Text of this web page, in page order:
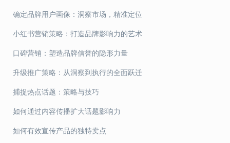
确定品牌用户画像：洞察市场，精准定位
小红书营销策略：打造品牌影响力的艺术
口碑营销：塑造品牌信誉的隐形力量
升级推广策略：从洞察到执行的全面跃迁
捕捉热点话题：策略与技巧
如何通过内容传播扩大话题影响力
如何有效宣传产品的独特卖点